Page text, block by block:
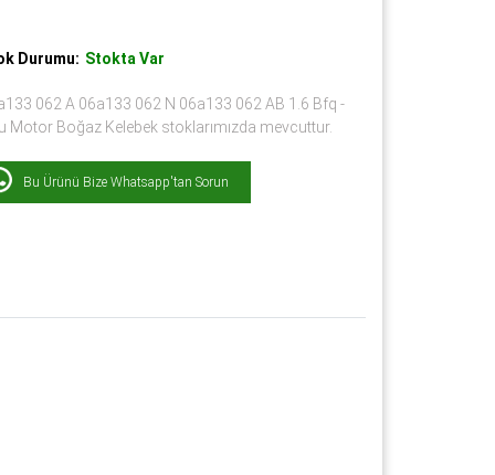
Durumu: Stokta Var
062 A 06a133 062 N 06a133 062 AB 1.6 Bfq -
Motor Boğaz Kelebek stoklarımızda mevcuttur.
Bu Ürünü Bize Whatsapp'tan Sorun